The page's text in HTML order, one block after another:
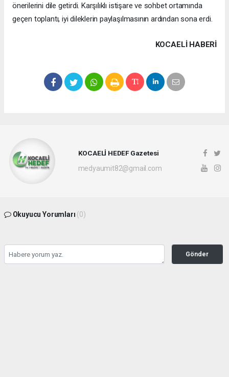
önerilerini dile getirdi. Karşılıklı istişare ve sohbet ortamında
geçen toplantı, iyi dileklerin paylaşılmasının ardından sona erdi.
KOCAELI HABERİ
KOCAELİ HEDEF Gazetesi
medyaumit82@gmail.com
Okuyucu Yorumları (0)
Gönder